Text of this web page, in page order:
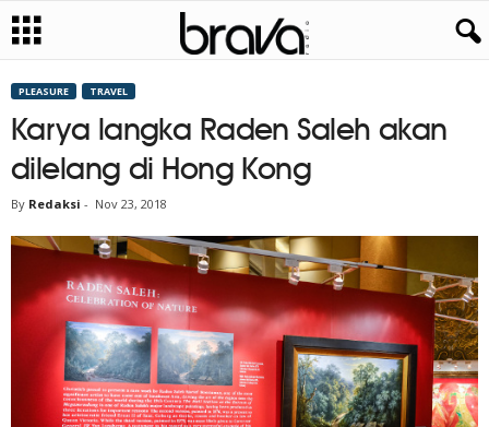
PLEASURE TRAVEL
Karya langka Raden Saleh akan
dilelang di Hong Kong
By Redaksi - Nov 23, 2018